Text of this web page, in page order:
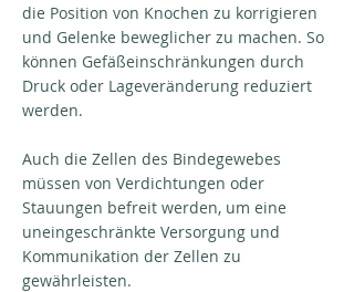
die Position von Knochen zu korrigieren
und Gelenke beweglicher zu machen. So
können Gefäßeinschränkungen durch
Druck oder Lageveränderung reduziert
werden.
Auch die Zellen des Bindegewebes
müssen von Verdichtungen oder
Stauungen befreit werden, um eine
uneingeschränkte Versorgung und
Kommunikation der Zellen zu
gewährleisten.